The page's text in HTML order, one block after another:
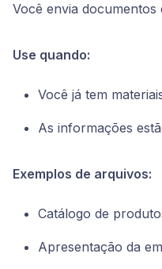
Você envia documentos
Use quando:
Você já tem
As informações
Exemplos de arquivos:
Catálogo de
Apresentação da